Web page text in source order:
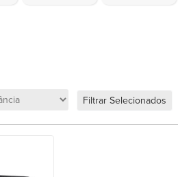
Filtrar Selecionados